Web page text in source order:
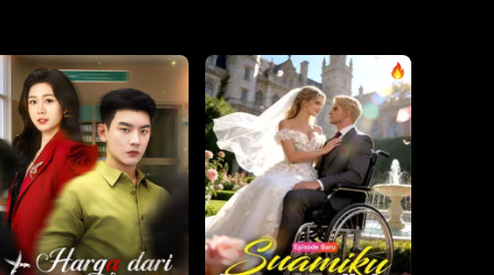
EP 34 EP 35 EP 36
EP 37 EP 38 EP 39